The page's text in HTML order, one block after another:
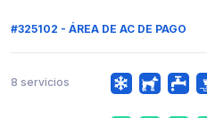
#325102 - ÁREA DE AC DE PAGO
8 servicios